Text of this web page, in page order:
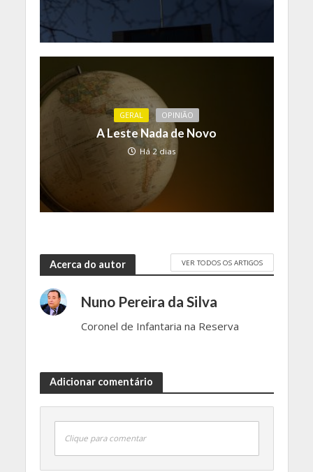
GERAL OPINIÃO
A Leste Nada de Novo
Há 2 dias
Acerca do autor VER TODOS OS ARTIGOS
Nuno Pereira da Silva
Coronel de Infantaria na Reserva
Adicionar comentário
Clique para comentar